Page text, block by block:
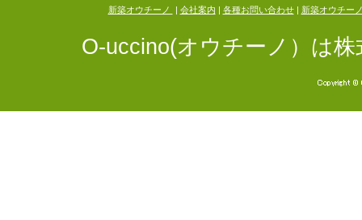
新築オウチーノ 会社案内 各種お問い合わせ| 新築オウチー
O-uccino(オウチーノ）は